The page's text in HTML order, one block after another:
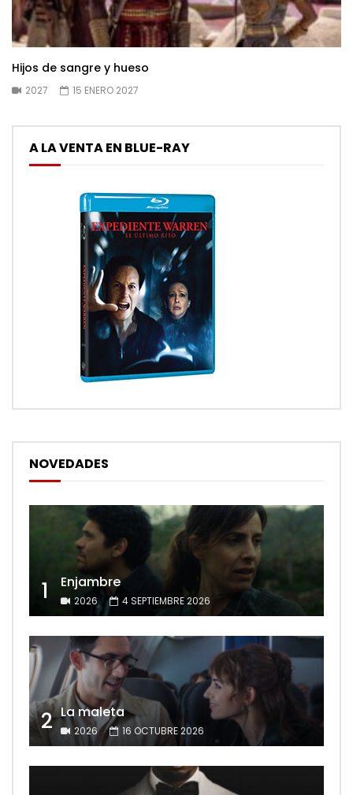
Hijos de sangre y hueso
2027 15 ENERO 2027
A LA VENTA EN BLUE-RAY
NOVEDADES
1 Enjambre
2026 4 SEPTIEMBRE 2026
2 La maleta
2026 16 OCTUBRE 2026